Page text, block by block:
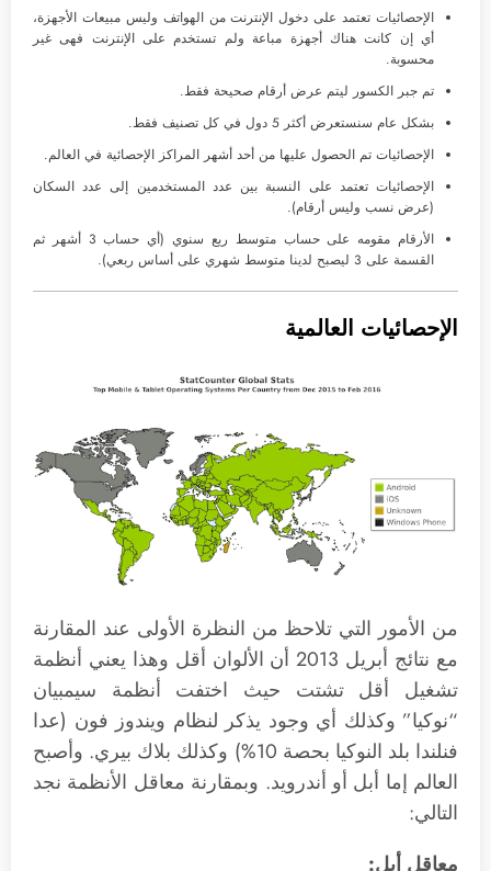
الإحصائيات تعتمد على دخول الإنترنت من الهواتف وليس مبيعات الأجهزة،
أي إن كانت هناك أجهزة مباعة ولم تستخدم على الإنترنت فهى غير
محسوبة.
تم جبر الكسور ليتم عرض أرقام صحيحة فقط.
بشكل عام سنستعرض أكثر 5 دول في كل تصنيف فقط.
الإحصائيات تم الحصول عليها من أحد أشهر المراكز الإحصائية في العالم.
الإحصائيات تعتمد على النسبة بين عدد المستخدمين إلى عدد السكان
(عرض نسب وليس أرقام).
الأرقام مقومه على حساب متوسط ربع سنوي (أي حساب 3 أشهر ثم
القسمة على 3 ليصبح لدينا متوسط شهري على أساس ربعي).
الإحصائيات العالمية
من الأمور التي تلاحظ من النظرة الأولى عند المقارنة
مع نتائج أبريل 2013 أن الألوان أقل وهذا يعني أنظمة
تشغيل أقل تشتت حيث اختفت أنظمة سيمبيان
“نوكيا” وكذلك أي وجود يذكر لنظام ويندوز فون (عدا
فنلندا بلد النوكيا بحصة 10%) وكذلك بلاك بيري. وأصبح
العالم إما أبل أو أندرويد. وبمقارنة معاقل الأنظمة نجد
التالي:
معاقل أبل: